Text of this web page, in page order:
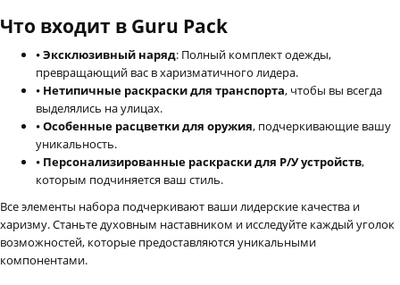
Что входит в Guru Pack
⦁Эксклюзивный наряд: Полный комплект одежды,
превращающий вас в харизматичного лидера.
⦁ Нетипичные раскраски для транспорта, чтобы вы всегда
выделялись на улицах.
⦁Особенные расцветки для оружия, подчеркивающие вашу
уникальность.
⦁ Персонализированные раскраски для Р/У устройств,
которым подчиняется ваш стиль.
Все элементы набора подчеркивают ваши лидерские качества и
харизму. Станьте духовным наставником и исследуйте каждый уголок
возможностей, которые предоставляются уникальными
компонентами.